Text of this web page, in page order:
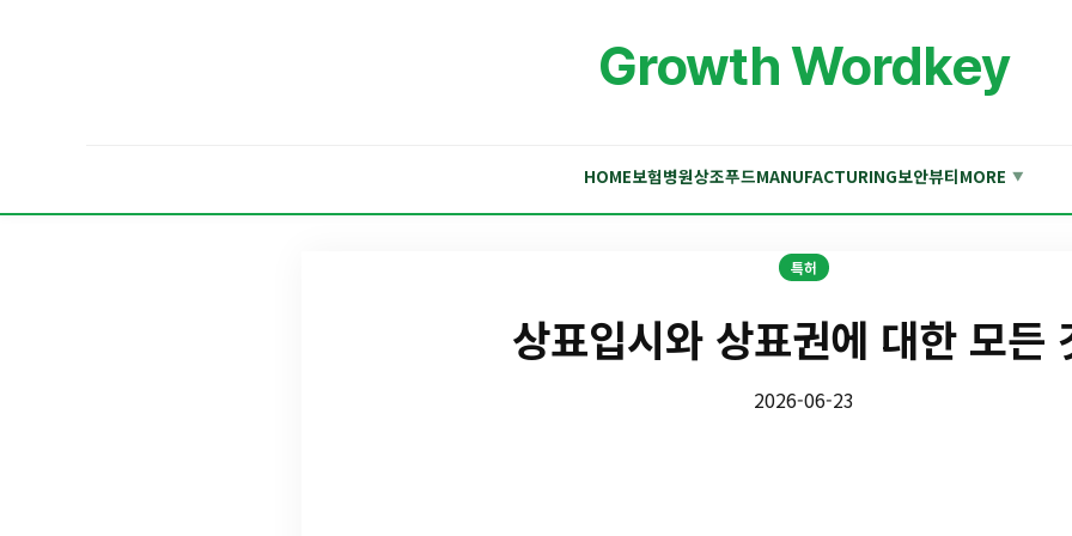
Growth Wordkey
HOME보험병원상조푸드MANUFACTURING보안뷰티MORE ▼
특허
상표입시와 상표권에 대한 모든
2026-06-23